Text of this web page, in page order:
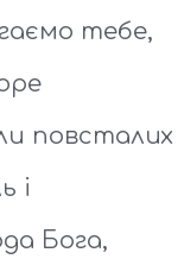
тебе,
повсталих
і
Бога,